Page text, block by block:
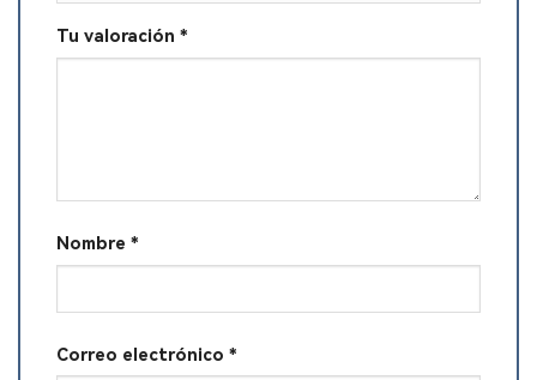
Tu valoración *
Nombre *
Correo electrónico *